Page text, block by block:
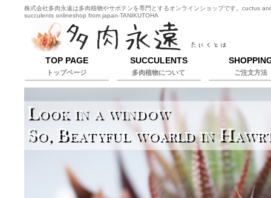
株式会社多肉永遠は多肉植物やサボテンを専門とするオンラインショップです。cuctus
succulents onlineshop from japan-TANIKUTOHA
TOP PAGE
トップページ
SUCCULENTS
多肉植物について ご注文方法